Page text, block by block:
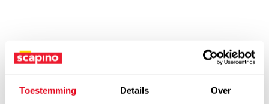
Toestemming Details Over